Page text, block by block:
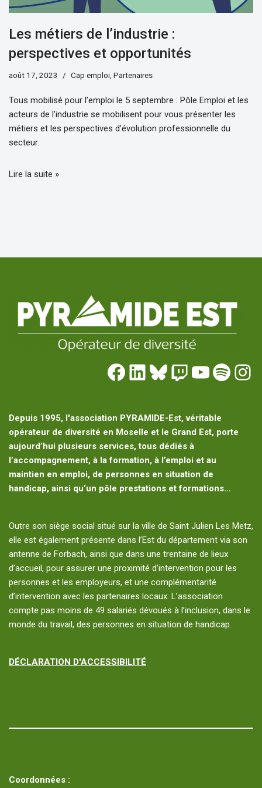
Les métiers de l’industrie :
perspectives et opportunités
août 17, 2023 Cap emploi Partenaires
Tous mobilisé pour l’emploi le 5 septembre : Pôle Emploi et les
acteurs de l’industrie se mobilisent pour vous présenter les
métiers et les perspectives d’évolution professionnelle du
secteur.
Lire la suite »
Depuis 1995, l'association PYRAMIDE-Est, véritable
opérateur de diversité en Moselle et le Grand Est, porte
aujourd’hui plusieurs services, tous dédiés à
l’accompagnement, à la formation, à l’emploi et au
maintien en emploi, de personnes en situation de
handicap, ainsi qu’un pôle prestations et formations…
Outre son siège social situé sur la ville de Saint Julien Les Metz,
elle est également présente dans l’Est du département via son
antenne de Forbach, ainsi que dans une trentaine de lieux
d’accueil, pour assurer une proximité d’intervention pour les
personnes et les employeurs, et une complémentarité
d’intervention avec les partenaires locaux. L’association
compte pas moins de 49 salariés dévoués à l’inclusion, dans le
monde du travail, des personnes en situation de handicap.
DÉCLARATION D'ACCESSIBILITÉ
Coordonnées :